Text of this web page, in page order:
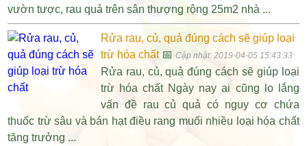
vườn tược, rau quả trên sân thượng rộng 25m2 nhà ...
Rửa rau, củ, quả đúng cách sẽ giúp loại
trừ hóa chất📅 Cập nhật: 2019-04-05 15:43:33
Rửa rau, củ, quả đúng cách sẽ giúp loại
trừ hóa chất Ngày nay ai cũng lo lắng
vấn đề rau củ quả có nguy cơ chứa
thuốc trừ sâu và bán hạt điều rang muối nhiều loại hóa chất
tăng trưởng ...